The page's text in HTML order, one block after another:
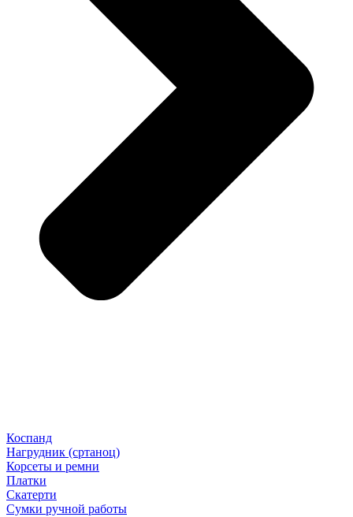
Коспанд
Нагрудник (сртаноц)
Корсеты и ремни
Платки
Скатерти
Сумки ручной работы